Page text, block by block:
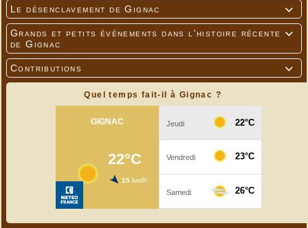

Le désenclavement de Gignac

Grands et petits événements dans l'histoire récente
de Gignac

Contributions
Quel temps fait-il à Gignac ?